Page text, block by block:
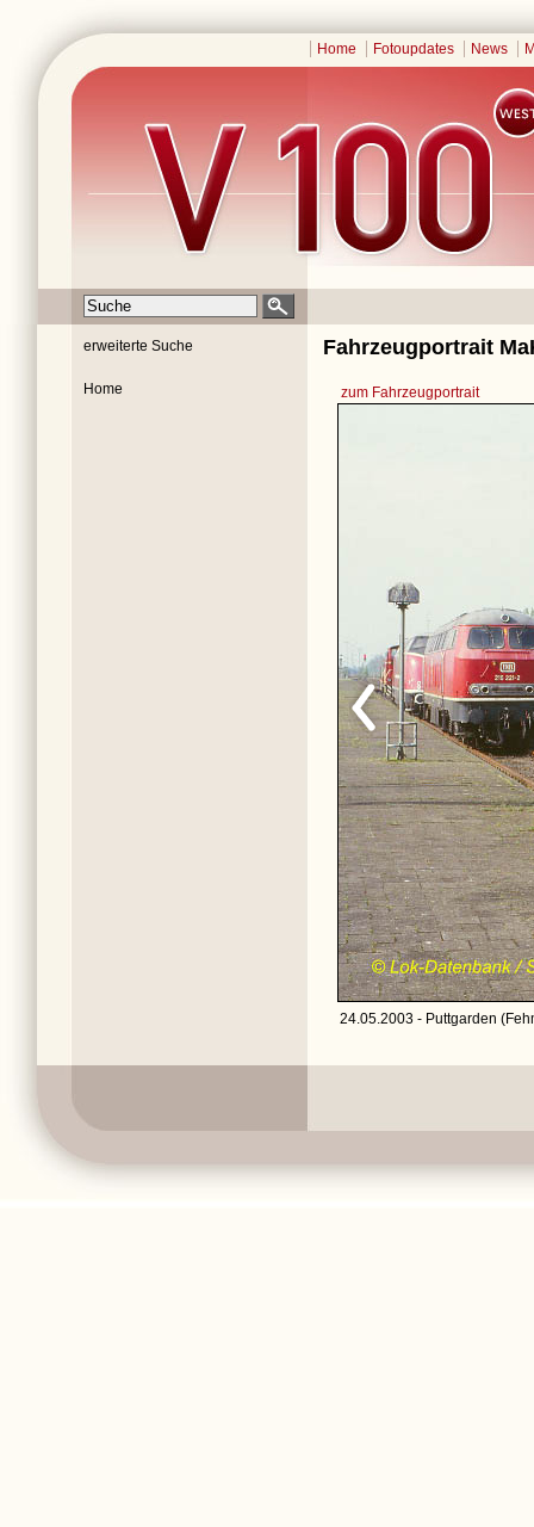
Home Fotoupdates News
erweiterte Suche
Home
Fahrzeugportrait
zum Fahrzeugportrait
24.05.2003 - Puttgarden